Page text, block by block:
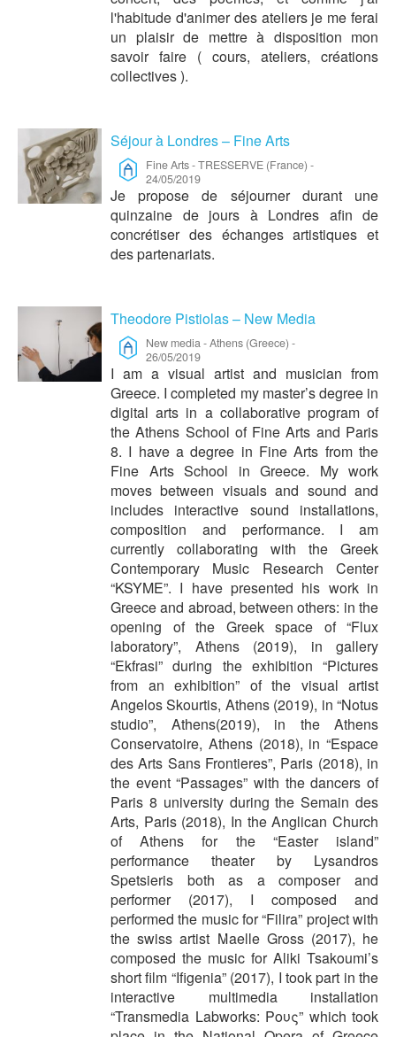
l'habitude d'animer des ateliers je me ferai
un plaisir de mettre à disposition mon
savoir faire ( cours, ateliers, créations
collectives ).
Séjour à Londres – Fine Arts
Fine Arts-TRESSERVE (France) -
24/05/2019
Je propose de séjourner durant une
quinzaine de jours à Londres afin de
concrétiser des échanges artistiques et
des partenariats.
Theodore Pistiolas – New Media
New media-Athens (Greece) -
26/05/2019
​I am a visual artist and musician from
Greece. I completed my master’s degree in
digital arts in a collaborative program of
the Athens School of Fine Arts and Paris
8. I have a degree in Fine Arts from the
Fine Arts School in Greece. My work
moves between visuals and sound and
includes interactive sound installations,
composition and performance. I am
currently collaborating with the Greek
Contemporary Music Research Center
“KSYME”. I have presented his work in
Greece and abroad, between others: in the
opening of the Greek space of “Flux
laboratory”, Athens (2019), in gallery
“Ekfrasi” during the exhibition “Pictures
from an exhibition” of the visual artist
Angelos Skourtis, Athens (2019), in “Notus
studio”, Athens(2019), in the Athens
Conservatoire, Athens (2018), in “Espace
des Arts Sans Frontieres”, Paris (2018), in
the event “Passages” with the dancers of
Paris 8 university during the Semain des
Arts, Paris (2018), In the Anglican Church
of Athens for the “Easter island”
performance theater by Lysandros
Spetsieris both as a composer and
performer (2017), I composed and
performed the music for “Filira” project with
the swiss artist Maelle Gross (2017), he
composed the music for Aliki Tsakoumi’s
short film “Ifigenia” (2017), I took part in the
interactive multimedia installation
“Transmedia Labworks: Ρους” which took